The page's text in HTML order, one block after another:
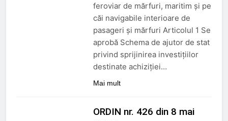
feroviar de mărfuri, maritim și pe
căi navigabile interioare de
pasageri și mărfuri Articolul 1 Se
aprobă Schema de ajutor de stat
privind sprijinirea investițiilor
destinate achiziției…
Mai mult
ORDIN nr. 426 din 8 mai